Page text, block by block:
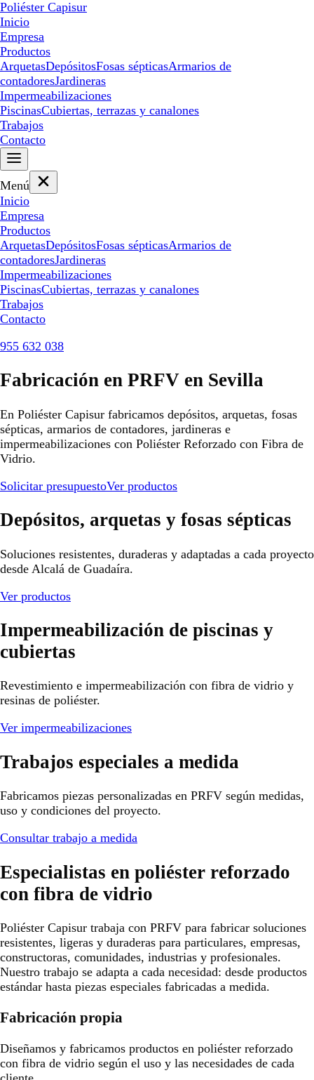
Poliéster Capisur
Inicio
Empresa
Productos
ArquetasDepósitosFosas sépticasArmarios de
contadoresJardineras
Impermeabilizaciones
PiscinasCubiertas, terrazas y canalones
Trabajos
Contacto
Menú
Inicio
Empresa
Productos
ArquetasDepósitosFosas sépticasArmarios de
contadoresJardineras
Impermeabilizaciones
PiscinasCubiertas, terrazas y canalones
Trabajos
Contacto
955 632 038
Fabricación en PRFV en Sevilla
En Poliéster Capisur fabricamos depósitos, arquetas, fosas
sépticas, armarios de contadores, jardineras e
impermeabilizaciones con Poliéster Reforzado con Fibra de
Vidrio.
Solicitar presupuestoVer productos
Depósitos, arquetas y fosas sépticas
Soluciones resistentes, duraderas y adaptadas a cada proyecto
desde Alcalá de Guadaíra.
Ver productos
Impermeabilización de piscinas y
cubiertas
Revestimiento e impermeabilización con fibra de vidrio y
resinas de poliéster.
Ver impermeabilizaciones
Trabajos especiales a medida
Fabricamos piezas personalizadas en PRFV según medidas,
uso y condiciones del proyecto.
Consultar trabajo a medida
Especialistas en poliéster reforzado
con fibra de vidrio
Poliéster Capisur trabaja con PRFV para fabricar soluciones
resistentes, ligeras y duraderas para particulares, empresas,
constructoras, comunidades, industrias y profesionales.
Nuestro trabajo se adapta a cada necesidad: desde productos
estándar hasta piezas especiales fabricadas a medida.
Fabricación propia
Diseñamos y fabricamos productos en poliéster reforzado
con fibra de vidrio según el uso y las necesidades de cada